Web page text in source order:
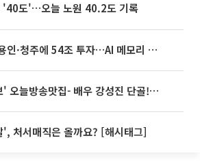
'40도'…오늘 노원 40.2도 기록
SK하이닉스, 용인·청주에 54조 투자…AI 메모리 생산기지 키운다
'2TV 생생정보' 오늘방송맛집- 배우 강성진 단골! 쌀국수ㆍ푸팟퐁 커리 맛집 '블○○○'
', 처서매직은 올까요? [해시태그]